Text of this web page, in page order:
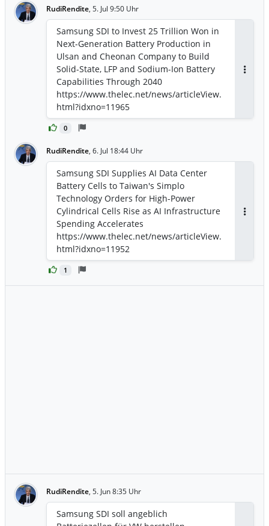
RudiRendite, 5. Jul 9:50 Uhr
0
Samsung SDI to Invest 25 Trillion Won in
Next-Generation Battery Production in
Ulsan and Cheonan Company to Build
Solid-State, LFP and Sodium-Ion Battery
Capabilities Through 2040
https://www.thelec.net/news/articleView.
html?idxno=11965
RudiRendite, 6. Jul 18:44 Uhr
1
Samsung SDI Supplies AI Data Center
Battery Cells to Taiwan's Simplo
Technology Orders for High-Power
Cylindrical Cells Rise as AI Infrastructure
Spending Accelerates
https://www.thelec.net/news/articleView.
html?idxno=11952
RudiRendite, 5. Jun 8:35 Uhr
Samsung SDI soll angeblich